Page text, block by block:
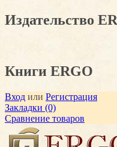
Издательство
Книги ERGO
Вход или Регистрация
Закладки (0)
Сравнение товаров